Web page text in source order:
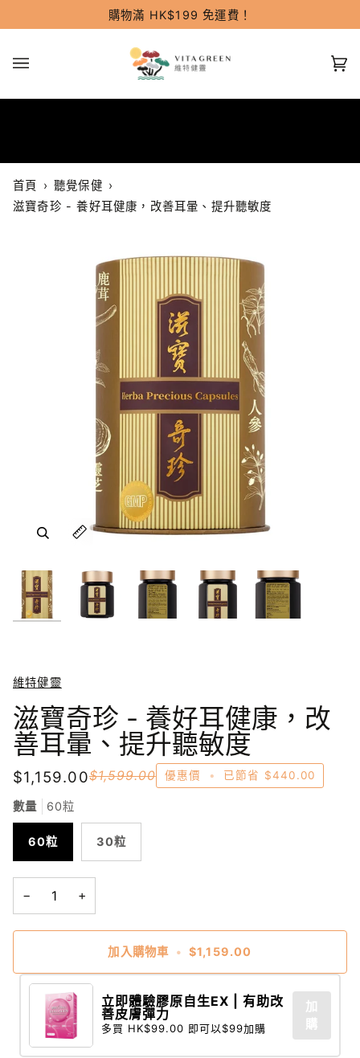
過
購物滿 HK$199 免運費！
首頁 › 聽覺保健 ›
滋寶奇珍 - 養好耳健康，改善耳暈、提升聽敏度
放大
放大
放大
放大
維特健靈
滋寶奇珍 - 養好耳健康，改
善耳暈、提升聽敏度
$1,159.00$1,599.00 優惠價 • 已節省 $440.00
數量 60粒
60粒 30粒
− +
加入購物車 • $1,159.00
立即體驗膠原自生EX | 有助改
善皮膚彈力
多買 HK$99.00 即可以$99加購
加
購